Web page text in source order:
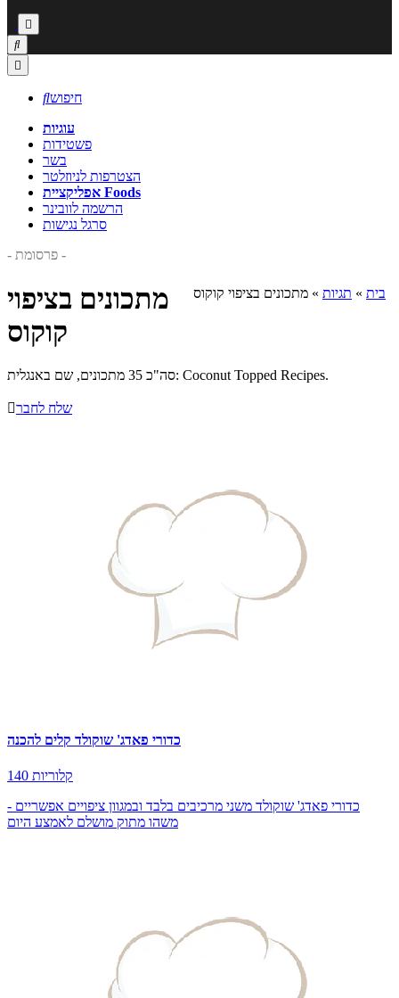



חיפוש
עוגיות
פשטידות
בשר
הצטרפות לניוזלטר
אפליקציית Foods
הרשמה לוובינר
סרגל נגישות
- פרסומת -
בית » תגיות » מתכונים בציפוי קוקוס
מתכונים בציפוי
קוקוס
סה"כ 35 מתכונים, שם באנגלית: Coconut Topped Recipes.
שלח לחבר
כדורי פאדג' שוקולד קלים להכנה
140 קלוריות
כדורי פאדג' שוקולד משני מרכיבים בלבד ובמגוון ציפויים אפשריים -
משהו מתוק מושלם לאמצע היום